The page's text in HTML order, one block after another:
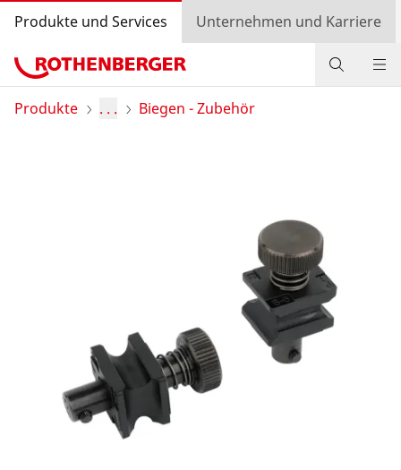
Produkte und Services Unternehmen und Karriere
Produkte
Länderauswahl
Unternehmen und Karriere
Produkte . . . Biegen - Zubehör